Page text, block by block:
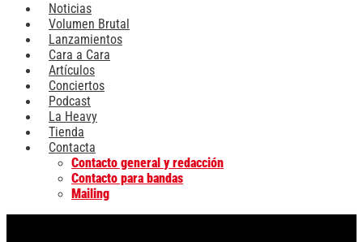
Noticias
Volumen Brutal
Lanzamientos
Cara a Cara
Artículos
Conciertos
Podcast
La Heavy
Tienda
Contacta
Contacto general y redacción
Contacto para bandas
Mailing